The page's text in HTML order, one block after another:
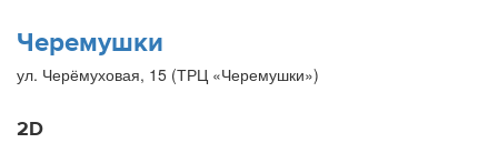
Черемушки
ул. Черёмуховая, 15 (ТРЦ «Черемушки»)
2D